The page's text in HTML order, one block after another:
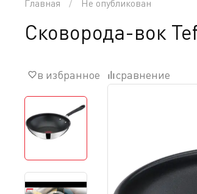
Главная Не опубликован
Сковорода-вок
в избранное сравнение